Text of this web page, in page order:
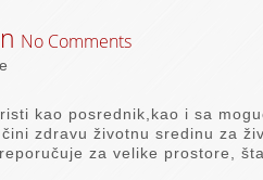
No Comments
kao posrednik,kao i sa
zdravu životnu sredinu za
za velike prostore,